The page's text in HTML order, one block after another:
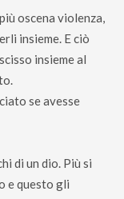
oscena violenza,
insieme. E ciò
insieme al
se avesse
di un dio. Più si
e questo gli